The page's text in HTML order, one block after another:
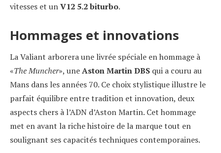
vitesses et unV12 5.2 biturbo.
Hommages et innovations
La Valiant arborera une livrée spéciale en hommage à
«The Muncher», uneAston Martin DBS qui a couru au
Mans dans les années 70. Ce choix stylistique illustre le
parfait équilibre entre tradition et innovation, deux
aspects chers à l’ADN d’Aston Martin. Cet hommage
met en avant la riche histoire de la marque tout en
soulignant ses capacités techniques contemporaines.